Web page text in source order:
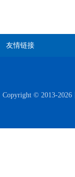
Johanson电容一级代
友情链接
Copyright © 2013-2026